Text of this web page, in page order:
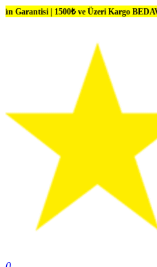
1500₺ ve Üzeri Kargo BEDAVA | Dünya